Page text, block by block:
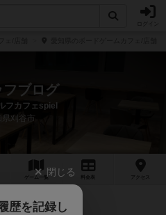
フブログ
フカフェspiel
県刈谷市
ゲーム 一覧 料金 アクセス
閉じる
歴を記録し